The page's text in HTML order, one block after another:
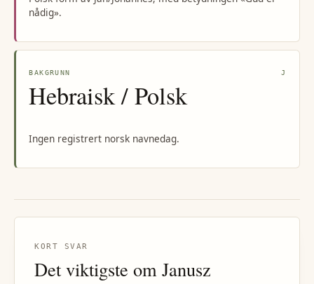
nådig».
BAKGRUNN J
Hebraisk / Polsk
Ingen registrert norsk navnedag.
KORT SVAR
Det viktigste om Janusz